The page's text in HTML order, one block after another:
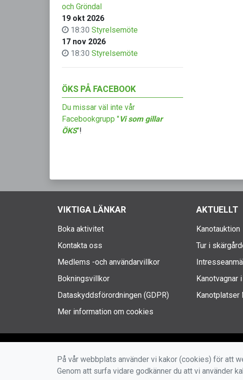
och Gröndal
19 okt 2026
18:30 Styrelsemöte
17 nov 2026
18:30 Styrelsemöte
ÖKS PÅ FACEBOOK
Du missar väl inte vår
Facebookgrupp "Vi som gillar
ÖKS"!
VIKTIGA LÄNKAR
Boka aktivitet
Kontakta oss
Medlems -och användarvillkor
Bokningsvillkor
Dataskyddsförordningen (GDPR)
Mer information om cookies
AKTUELLT
Kanotauktion
Tur i
Kanotvagnar
Kanotplatser
På vår webbplats använder vi kakor (cookies) för att
Genom att surfa vidare godkänner du att vi använder